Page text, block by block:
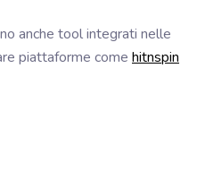
anche tool integrati nelle
piattaforme come hitnspin